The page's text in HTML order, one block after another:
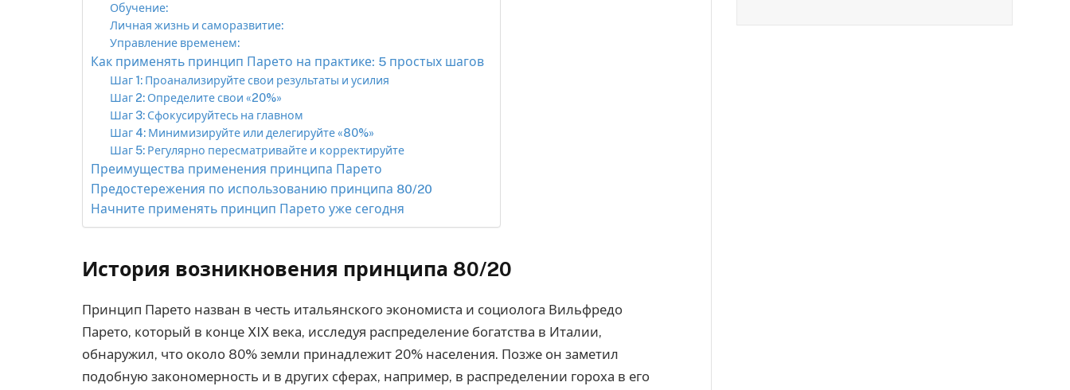
Обучение:
Личная жизнь и саморазвитие:
Управление временем:
Как применять принцип Парето на практике: 5 простых шагов
Шаг 1: Проанализируйте свои результаты и усилия
Шаг 2: Определите свои «20%»
Шаг 3: Сфокусируйтесь на главном
Шаг 4: Минимизируйте или делегируйте «80%»
Шаг 5: Регулярно пересматривайте и корректируйте
Преимущества применения принципа Парето
Предостережения по использованию принципа 80/20
Начните применять принцип Парето уже сегодня
История возникновения принципа 80/20
Принцип Парето назван в честь итальянского экономиста и социолога Вильфредо
Парето, который в конце XIX века, исследуя распределение богатства в Италии,
обнаружил, что около 80% земли принадлежит 20% населения. Позже он заметил
подобную закономерность и в других сферах, например, в распределении гороха в его